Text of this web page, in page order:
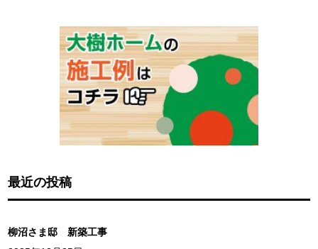
最近の投稿
柳沼さま邸 新築工事